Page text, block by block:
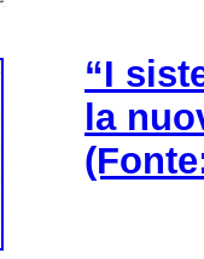
“I
la